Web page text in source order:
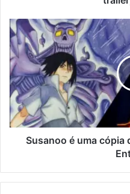
Susanoo é uma cópia